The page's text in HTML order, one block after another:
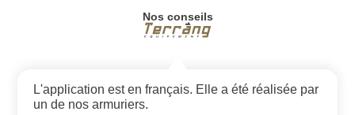
Nos conseils
L'application est en français. Elle a été réalisée par
un de nos armuriers.